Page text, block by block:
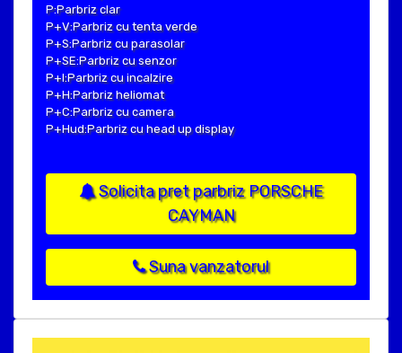
P:Parbriz clar
P+V:Parbriz cu tenta verde
P+S:Parbriz cu parasolar
P+SE:Parbriz cu senzor
P+I:Parbriz cu incalzire
P+H:Parbriz heliomat
P+C:Parbriz cu camera
P+Hud:Parbriz cu head up display
Solicita pret parbriz PORSCHE
CAYMAN
Suna vanzatorul